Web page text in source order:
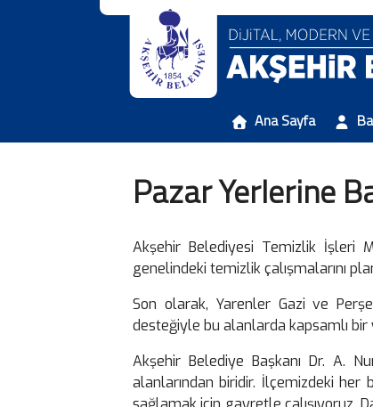
Ana Sayfa
Pazar Yerlerine
Akşehir Belediyesi Temizlik İşleri
genelindeki temizlik çalışmalarını
Son olarak, Yarenler Gazi ve
desteğiyle bu alanlarda kapsamlı
Akşehir Belediye Başkanı Dr. A.
alanlarından biridir. İlçemizdeki her